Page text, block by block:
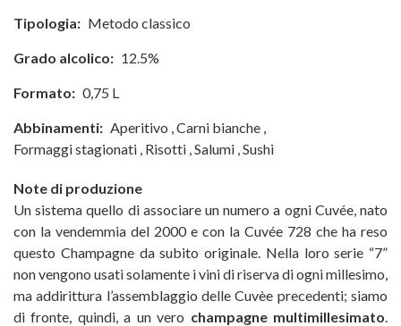
Tipologia: Metodo classico
Grado alcolico: 12.5%
Formato: 0,75 L
Abbinamenti: Aperitivo ,Carni bianche ,
Formaggi stagionati , Risotti ,Salumi ,Sushi
Note di produzione
Un sistema quello di associare un numero a ogni Cuvée, nato
con la vendemmia del 2000 e con la Cuvée 728 che ha reso
questo Champagne da subito originale. Nella loro serie “7”
non vengono usati solamente i vini di riserva di ogni millesimo,
ma addirittura l’assemblaggio delle Cuvèe precedenti; siamo
di fronte, quindi, a un vero champagne multimillesimato.